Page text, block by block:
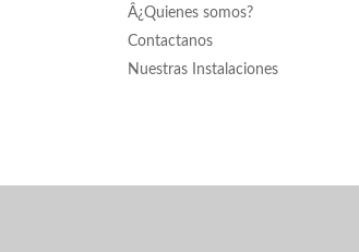
Â¿Quienes somos?
Contactanos
Nuestras Instalaciones